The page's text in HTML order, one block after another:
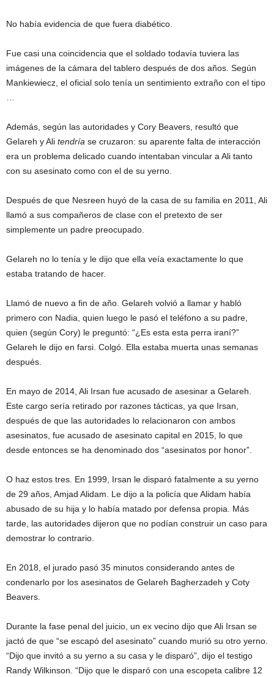
No había evidencia de que fuera diabético.
Fue casi una coincidencia que el soldado todavía tuviera las
imágenes de la cámara del tablero después de dos años. Según
Mankiewiecz, el oficial solo tenía un sentimiento extraño con el tipo
Además, según las autoridades y Cory Beavers, resultó que
Gelareh y Ali tendría se cruzaron: su aparente falta de interacción
era un problema delicado cuando intentaban vincular a Ali tanto
con su asesinato como con el de su yerno.
Después de que Nesreen huyó de la casa de su familia en 2011, Ali
llamó a sus compañeros de clase con el pretexto de ser
simplemente un padre preocupado.
Gelareh no lo tenía y le dijo que ella veía exactamente lo que
estaba tratando de hacer.
Llamó de nuevo a fin de año. Gelareh volvió a llamar y habló
primero con Nadia, quien luego le pasó el teléfono a su padre,
quien (según Cory) le preguntó: “¿Es esta esta perra iraní?”
Gelareh le dijo en farsi. Colgó. Ella estaba muerta unas semanas
después.
En mayo de 2014, Ali Irsan fue acusado de asesinar a Gelareh.
Este cargo sería retirado por razones tácticas, ya que Irsan,
después de que las autoridades lo relacionaron con ambos
asesinatos, fue acusado de asesinato capital en 2015, lo que
desde entonces se ha denominado dos “asesinatos por honor”.
O haz estos tres. En 1999, Irsan le disparó fatalmente a su yerno
de 29 años, Amjad Alidam. Le dijo a la policía que Alidam había
abusado de su hija y lo había matado por defensa propia. Más
tarde, las autoridades dijeron que no podían construir un caso para
demostrar lo contrario.
En 2018, el jurado pasó 35 minutos considerando antes de
condenarlo por los asesinatos de Gelareh Bagherzadeh y Coty
Beavers.
Durante la fase penal del juicio, un ex vecino dijo que Ali Irsan se
jactó de que “se escapó del asesinato” cuando murió su otro yerno.
“Dijo que invitó a su yerno a su casa y le disparó”, dijo el testigo
Randy Wilkinson. “Dijo que le disparó con una escopeta calibre 12